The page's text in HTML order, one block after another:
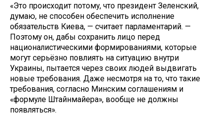
«Это происходит потому, что президент Зеленский,
думаю, не способен обеспечить исполнение
обязательств Киева, — считает парламентарий. —
Поэтому он, дабы сохранить лицо перед
националистическими формированиями, которые
могут серьёзно повлиять на ситуацию внутри
Украины, пытается через своих людей выдвигать
новые требования. Даже несмотря на то, что такие
требования, согласно Минским соглашениям и
«формуле Штайнмайера», вообще не должны
появляться».